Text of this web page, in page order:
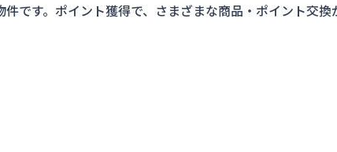
です。ポイント獲得で、さまざまな商品・ポイント交換